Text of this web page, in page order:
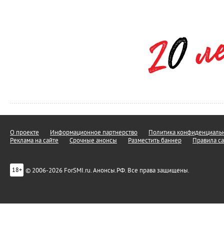
О проекте Информационное партнерство
Политика
Реклама на сайте
Срочные анонсы Разместить баннер Правила
18+ © 2006-2026 ForSMI.ru. Анонсы.РФ. Все права защищены.